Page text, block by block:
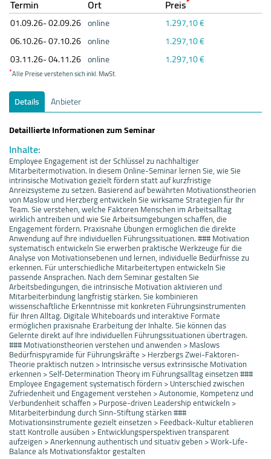
Termin Ort Preis
01.09.26- 02.09.26 online
1.297,10 €
06.10.26- 07.10.26 online
1.297,10 €
03.11.26- 04.11.26 online 1.297,10 €
*Alle Preise verstehen sich inkl. MwSt.
Details
Anbieter
Detaillierte Informationen zum Seminar
Inhalte:
Employee Engagement ist der Schlüssel zu nachhaltiger
Mitarbeitermotivation. In diesem Online-Seminar lernen Sie, wie Sie
intrinsische Motivation gezielt fördern statt auf kurzfristige
Anreizsysteme zu setzen. Basierend auf bewährten Motivationstheorien
von Maslow und Herzberg entwickeln Sie wirksame Strategien für Ihr
Team. Sie verstehen, welche Faktoren Menschen im Arbeitsalltag
wirklich antreiben und wie Sie Arbeitsumgebungen schaffen, die
Engagement fördern. Praxisnahe Übungen ermöglichen die direkte
Anwendung auf Ihre individuellen Führungssituationen. ### Motivation
systematisch entwickeln Sie erwerben praktische Werkzeuge für die
Analyse von Motivationsebenen und lernen, individuelle Bedürfnisse zu
erkennen. Für unterschiedliche Mitarbeitertypen entwickeln Sie
passende Ansprachen. Nach dem Seminar gestalten Sie
Arbeitsbedingungen, die intrinsische Motivation aktivieren und
Mitarbeiterbindung langfristig stärken. Sie kombinieren
wissenschaftliche Erkenntnisse mit konkreten Führungsinstrumenten
für Ihren Alltag. Digitale Whiteboards und interaktive Formate
ermöglichen praxisnahe Erarbeitung der Inhalte. Sie können das
Gelernte direkt auf Ihre individuellen Führungssituationen übertragen.
### Motivationstheorien verstehen und anwenden > Maslows
Bedürfnispyramide für Führungskräfte > Herzbergs Zwei-Faktoren-
Theorie praktisch nutzen > Intrinsische versus extrinsische Motivation
erkennen > Self-Determination Theory im Führungsalltag einsetzen ###
Employee Engagement systematisch fördern > Unterschied zwischen
Zufriedenheit und Engagement verstehen > Autonomie, Kompetenz und
Verbundenheit schaffen > Purpose-driven Leadership entwickeln >
Mitarbeiterbindung durch Sinn-Stiftung stärken ###
Motivationsinstrumente gezielt einsetzen > Feedback-Kultur etablieren
statt Kontrolle ausüben > Entwicklungsperspektiven transparent
aufzeigen > Anerkennung authentisch und situativ geben > Work-Life-
Balance als Motivationsfaktor gestalten